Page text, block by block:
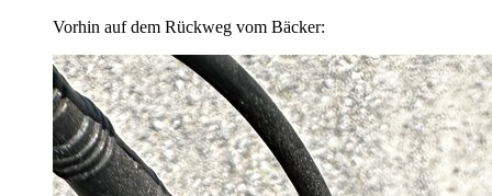
Vorhin auf dem Rückweg vom Bäcker: